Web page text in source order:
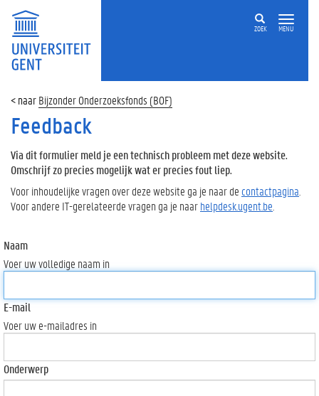
ZOEK MENU
Bijzonder Onderzoeksfonds (BOF)
Feedback
Via dit formulier meld je een technisch probleem met deze website.
Omschrijf zo precies mogelijk wat er precies fout liep.
Voor inhoudelijke vragen over deze website ga je naar de contactpagina
Voor andere IT-gerelateerde vragen ga je naarhelpdesk.ugent.be
Naam
Voer uw volledige naam in
E-mail
Voer uw e-mailadres in
Onderwerp